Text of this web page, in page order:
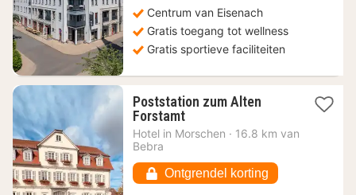
€
Centrum van Eisenach
Gratis toegang tot wellness
Gratis sportieve faciliteiten
Poststation zum Alten
Forstamt1
nacht
€
Hotel in Morschen · 16.8 km van
Bebra
Ontgrendel korting